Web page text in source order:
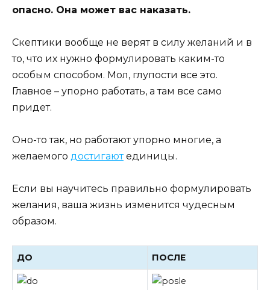
опасно. Она может вас наказать.
Скептики вообще не верят в силу желаний и в
то, что их нужно формулировать каким-то
особым способом. Мол, глупости все это.
Главное – упорно работать, а там все само
придет.
Оно-то так, но работают упорно многие, а
желаемого достигаютединицы.
Если вы научитесь правильно формулировать
желания, ваша жизнь изменится чудесным
образом.
ДО ПОСЛЕ